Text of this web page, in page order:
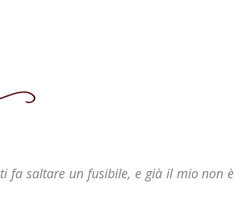
fa saltare un fusibile, e già il mio non è